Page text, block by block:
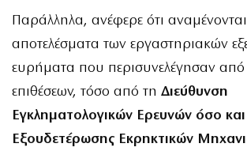
Παράλληλα, ανέφερε ότι
αποτελέσματα των εργαστηριακών
ευρήματα που περισυνελέγησαν
επιθέσεων, τόσο από τη Διεύθυνση
Εγκληματολογικών Ερευνών όσο
Εξουδετέρωσης Εκρηκτικών